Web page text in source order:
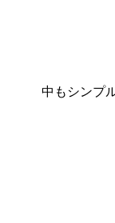
中もシンプ